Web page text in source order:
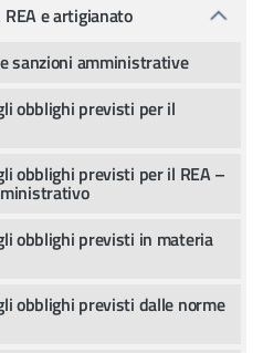
e artigianato
sanzioni amministrative
obblighi previsti per il
obblighi previsti per il REA –
obblighi previsti in materia
obblighi previsti dalle norme